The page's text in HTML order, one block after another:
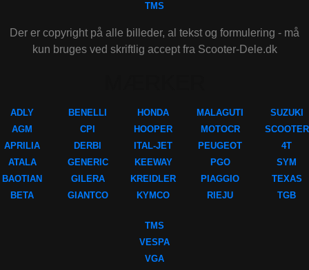
TMS
Der er copyright på alle billeder, al tekst og formulering - må
kun bruges ved skriftlig accept fra Scooter-Dele.dk
ADLY
AGM
APRILIA
ATALA
BAOTIAN
BETA
BENELLI
CPI
DERBI
GENERIC
GILERA
GIANTCO
HONDA
HOOPER
ITAL-JET
KEEWAY
KREIDLER
KYMCO
MALAGUTI
MOTOCR
PEUGEOT
PGO
PIAGGIO
RIEJU
SUZUKI
SCOOTER
4T
SYM
TEXAS
TGB
TMS
VESPA
VGA